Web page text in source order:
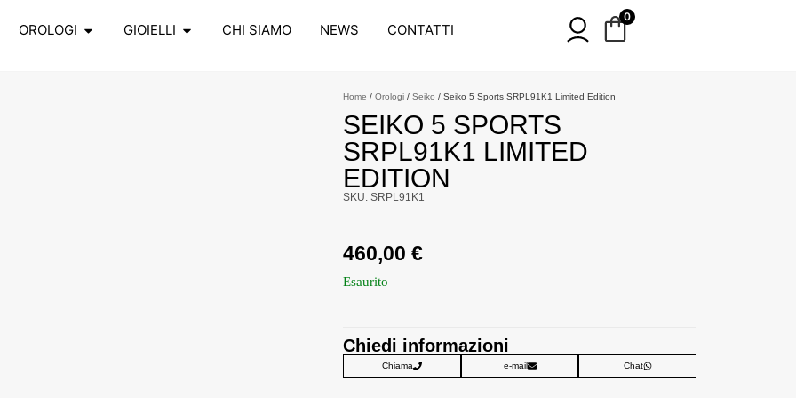
OROLOGI GIOIELLI CHI SIAMO NEWS CONTATTI
0
Home / Orologi / Seiko / Seiko 5 Sports SRPL91K1 Limited Edition
SEIKO 5 SPORTS
SRPL91K1 LIMITED
EDITION
SKU: SRPL91K1
460,00 €
Esaurito
Chiedi informazioni
Chiama e-mail Chat